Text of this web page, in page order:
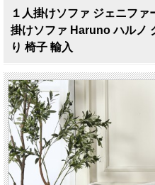
１人掛けソファ ジェニフ
掛けソファ Haruno ハルノ
り 椅子 輸入